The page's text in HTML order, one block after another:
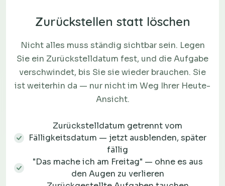
Zurückstellen statt löschen
Nicht alles muss ständig sichtbar sein. Legen
Sie ein Zurückstelldatum fest, und die Aufgabe
verschwindet, bis Sie sie wieder brauchen. Sie
ist weiterhin da — nur nicht im Weg Ihrer Heute-
Ansicht.
Zurückstelldatum getrennt vom
Fälligkeitsdatum — jetzt ausblenden, später
fällig
"Das mache ich am Freitag" — ohne es aus
den Augen zu verlieren